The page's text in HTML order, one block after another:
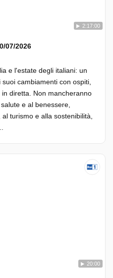
2:17:00
07/2026
e l'estate degli italiani: un
cambiamenti con ospiti,
diretta. Non mancheranno
e al benessere,
turismo e alla sostenibilità,
20:00